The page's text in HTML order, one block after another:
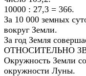
10000 : 27,3 = 366.
За 10 000 земных
вокруг Земли.
За год Земля
ОТНОСИТЕЛЬНО
Окpyжность Земли
окpyжности Луны.